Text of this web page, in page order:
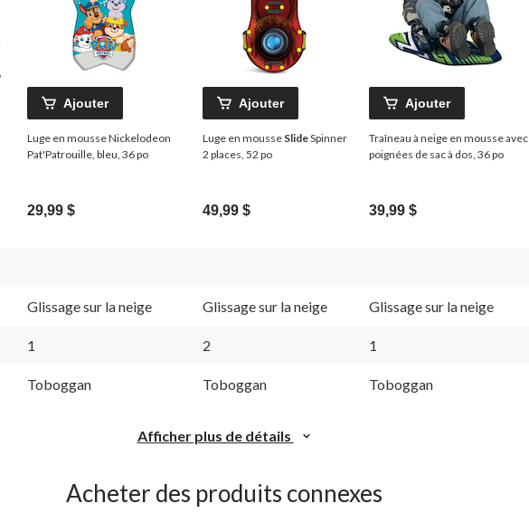
Ajouter
Luge en mousse Nickelodeon
Pat'Patrouille, bleu, 36 po
29,99 $
Ajouter
Luge en mousse SlideSpinner
2 places, 52 po
49,99 $
Ajouter
Traîneau à neige en mousse avec
poignées de sac à dos, 36 po
39,99 $
Glissage sur la neige Glissage sur la neige Glissage sur la neige
1 2 1
Toboggan Toboggan Toboggan
Afficher plus de détails
Acheter des produits connexes